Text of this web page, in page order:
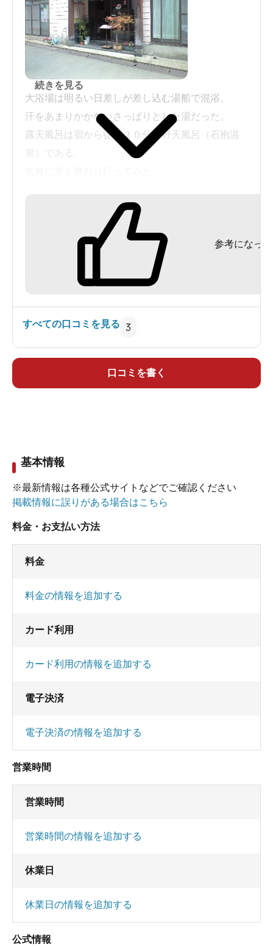
責任もって行ってください。（これは当たり前で
すね。行政ばかりに頼っていてはだめですよ。）
今時珍しい部屋出し。料理は質素でもお代わり自
由だったから、値段の割にはまあまあの食事だっ
た。
大浴場は明るい日差しが差し込む湯船で混浴。
汗をあまりかかないさっぱりとした湯だった。
露天風呂は宿から徒歩３０分の野天風呂（石抱温
泉）である。
組合４号源泉 ナトリウムー塩化物・炭酸水素塩
６０．３度 ｐH６．４ 炭酸水素イオン ７１
５．４ 遊離二酸化炭素 ４８０．０ メタケイ
酸 １１４．１ メタホウ酸 ４６．０ 酸化還
続きを見る
参考になった
すべての口コミを見る 3
口コミを書く
基本情報
※最新情報は各種公式サイトなどでご確認ください
掲載情報に誤りがある場合はこちら
料金・お支払い方法
料金
料金の情報を追加する
カード利用
カード利用の情報を追加する
電子決済
電子決済の情報を追加する
営業時間
営業時間
営業時間の情報を追加する
休業日
休業日の情報を追加する
公式情報